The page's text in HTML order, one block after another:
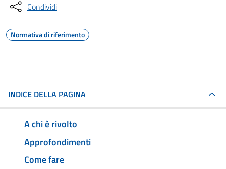
Condividi
Normativa di riferimento
INDICE DELLA PAGINA
A chi è rivolto
Approfondimenti
Come fare